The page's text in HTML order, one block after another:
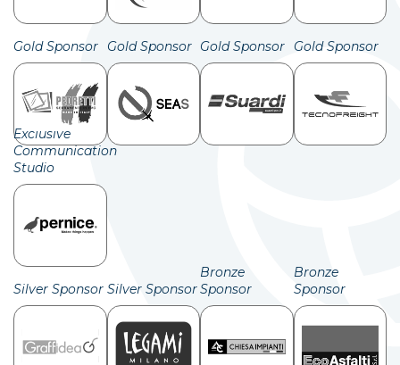
Gold Sponsor Gold Sponsor Gold Sponsor Gold Sponsor
Exclusive
Communication
Studio
Silver Sponsor Silver Sponsor
Bronze
Sponsor
Bronze
Sponsor